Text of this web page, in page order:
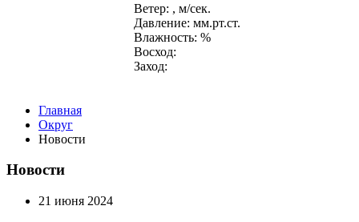
Ветер: , м/сек.
Давление: мм.рт.ст.
Влажность: %
Восход:
Заход:
Главная
Округ
Новости
Новости
21 июня 2024